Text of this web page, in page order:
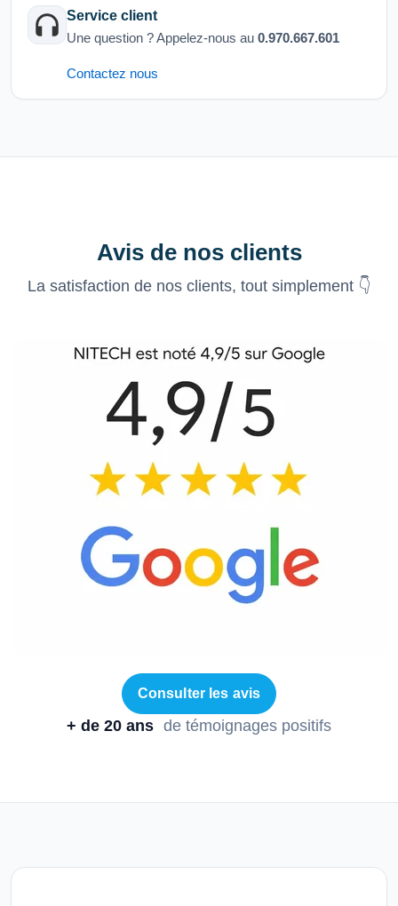
Service client
Une question ? Appelez-nous au 0.970.667.601
Contactez nous
Avis de nos clients
La satisfaction de nos clients, tout simplement 👇
Consulter les avis
+ de 20 ans de témoignages positifs